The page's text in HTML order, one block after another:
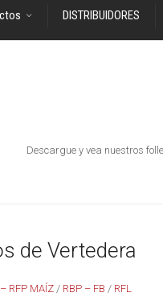
DISTRIBUIDORES
Descargue y vea nuestros
de Vertedera
RFP MAÍZ / RBP – FB / RFL